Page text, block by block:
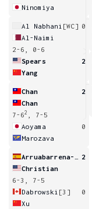
Ninomiya
Al Nabhani [WC] 0
Al-Naimi
2-6, 0-6
Spears
2
Yang
Chan
2
Chan
7-62
, 7-5
Aoyama
0
Marozava
2
Christian
6-3, 7-5
Dabrowski [3]
0
Xu